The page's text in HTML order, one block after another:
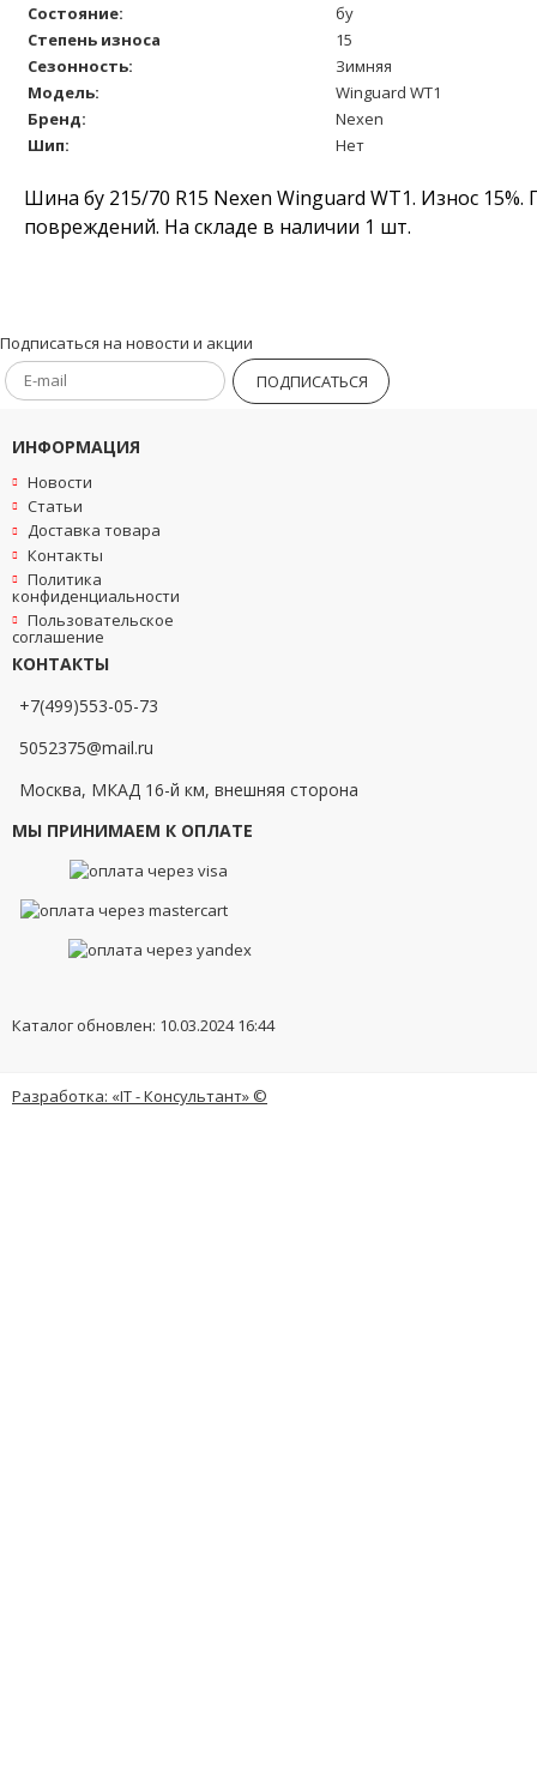
Состояние:
бу
Степень износа
15
Сезонность:
Зимняя
Модель:
Winguard WT1
Бренд:
Nexen
Шип:
Нет
Шина бу 215/70 R15 Nexen Winguard WT1. Износ
повреждений. На складе в наличии 1 шт.
Подписаться на новости и акции
ПОДПИСАТЬСЯ
ИНФОРМАЦИЯ
Новости
Статьи
Доставка товара
Контакты
Политика
конфиденциальности
Пользовательское
соглашение
КОНТАКТЫ
+7(499)553-05-73
5052375@mail.ru
Москва, МКАД 16-й км, внешняя сторона
МЫ ПРИНИМАЕМ К ОПЛАТЕ
Каталог обновлен: 10.03.2024 16:44
Разработка: «IT - Консультант» ©